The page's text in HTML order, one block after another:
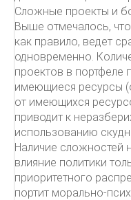
Сложные проекты и
Выше отмечалось,
как правило, ведет
одновременно.
проектов в портфеле
имеющиеся ресурсы
от имеющихся
приводит к
использованию
Наличие сложностей
влияние политики
приоритетного
портит морально-